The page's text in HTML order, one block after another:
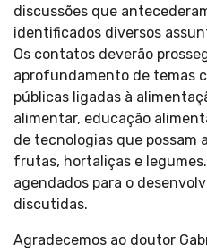
discussões que
identificados diversos
Os contatos deverão
aprofundamento de temas
públicas ligadas à
alimentar, educação
de tecnologias que possam
frutas, hortaliças e
agendados para o
discutidas.
Agradecemos ao doutor